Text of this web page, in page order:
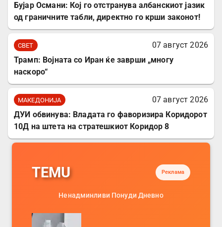
Бујар Османи: Кој го отстранува албанскиот јазик
од граничните табли, директно го крши законот!
СВЕТ
07 август 2026
Трамп: Војната со Иран ќе заврши „многу
наскоро“
МАКЕДОНИЈА
07 август 2026
ДУИ обвинува: Владата го фаворизира Коридорот
10Д на штета на стратешкиот Коридор 8
TEMU Реклама
Ненадминливи Понуди Дневно